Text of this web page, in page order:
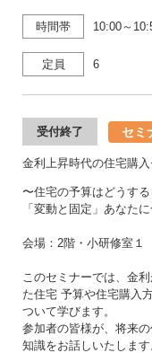
時間帯 10:00～
定員 6
受付終了 セミ
金利上昇時代の住宅購
〜住宅の予算はどうする
「変動と固定」あなた
会場：2階・小研修室１
このセミナーでは、金
た住宅 予算や住宅購入
ついて学びます。
参加者の皆様が、将来
知識をお話しいたします